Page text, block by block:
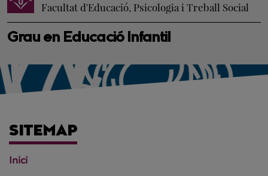
Grau en Educació Infantil
Facultat d'Educació, Psicologia i Treball Social
SITEMAP
Inici